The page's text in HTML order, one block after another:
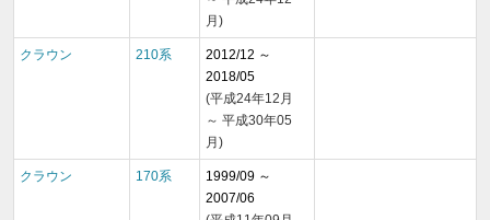
月)
クラウン 210系
2012/12 ～
2018/05
(平成24年12月
～ 平成30年05
月)
クラウン 170系
1999/09 ～
2007/06